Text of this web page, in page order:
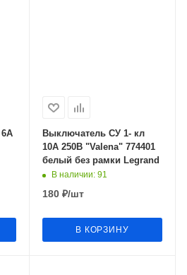
Выключатель СУ 1- кл
10А 250В "Valena" 774401
белый без рамки Legrand
В наличии: 91
180₽/шт
В КОРЗИНУ